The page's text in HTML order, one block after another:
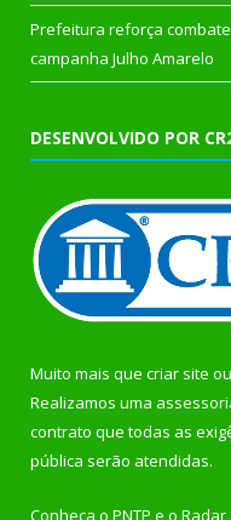
Prefeitura reforça
campanha Julho Amarelo
DESENVOLVIDO POR
Muito mais que criar site ou
Realizamos uma
contrato que todas as
pública serão atendidas.
Conheça o PNTP e o Radar